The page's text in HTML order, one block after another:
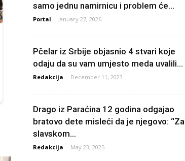
samo jednu namirnicu i problem će...
Portal - January 27, 2026
Pčelar iz Srbije objasnio 4 stvari koje
odaju da su vam umjesto meda uvalili...
Redakcija - December 11, 2023
Drago iz Paraćina 12 godina odgajao
bratovo dete misleći da je njegovo: “Za
slavskom...
Redakcija - May 23, 2025